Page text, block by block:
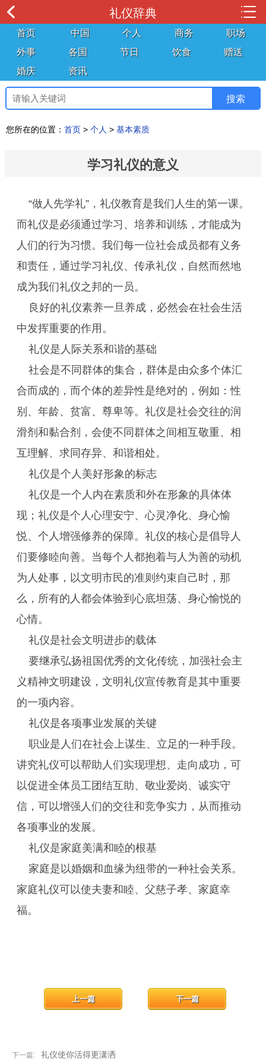
礼仪辞典
首页 中国 个人 商务
职场
外事
各国 节日 饮食
赠送
婚庆
资讯
您所在的位置： 首页 > 个人 > 基本素质
学习礼仪的意义
“做人先学礼”，礼仪教育是我们人生的第一课。
而礼仪是必须通过学习、培养和训练，才能成为
人们的行为习惯。我们每一位社会成员都有义务
和责任，通过学习礼仪、传承礼仪，自然而然地
成为我们礼仪之邦的一员。
良好的礼仪素养一旦养成，必然会在社会生活
中发挥重要的作用。
礼仪是人际关系和谐的基础
社会是不同群体的集合，群体是由众多个体汇
合而成的，而个体的差异性是绝对的，例如：性
别、年龄、贫富、尊卑等。礼仪是社会交往的润
滑剂和黏合剂，会使不同群体之间相互敬重、相
互理解、求同存异、和谐相处。
礼仪是个人美好形象的标志
礼仪是一个人内在素质和外在形象的具体体
现；礼仪是个人心理安宁、心灵净化、身心愉
悦、个人增强修养的保障。礼仪的核心是倡导人
们要修睦向善。当每个人都抱着与人为善的动机
为人处事，以文明市民的准则约束自己时，那
么，所有的人都会体验到心底坦荡、身心愉悦的
心情。
礼仪是社会文明进步的载体
要继承弘扬祖国优秀的文化传统，加强社会主
义精神文明建设，文明礼仪宣传教育是其中重要
的一项内容。
礼仪是各项事业发展的关键
职业是人们在社会上谋生、立足的一种手段。
讲究礼仪可以帮助人们实现理想、走向成功，可
以促进全体员工团结互助、敬业爱岗、诚实守
信，可以增强人们的交往和竞争实力，从而推动
各项事业的发展。
礼仪是家庭美满和睦的根基
家庭是以婚姻和血缘为纽带的一种社会关系。
家庭礼仪可以使夫妻和睦、父慈子孝、家庭幸
福。
下一篇: 礼仪使你活得更潇洒
下一篇
上一篇